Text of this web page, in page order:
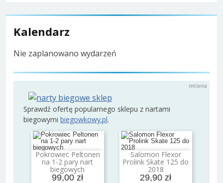
Kalendarz
Nie zaplanowano wydarzeń
Sprawdź ofertę popularnego sklepu z nartami
biegowymi biegowkowy.pl.
Pokrowiec Peltonen
na 1-2 pary nart
biegowych
99,00 zł
Dodaj do koszyka Salomon Flexor
Prolink Skate 125 do
2018
29,90 zł
Dodaj do koszyka